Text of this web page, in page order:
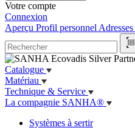
Votre compte
Connexion
Aperçu Profil personnel Adresses
Catalogue
Matériau
Technique & Service
La compagnie SANHA®
Systèmes à sertir